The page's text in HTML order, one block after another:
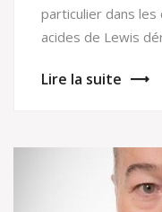
particulier dans
acides de Lewis
Lire la suite